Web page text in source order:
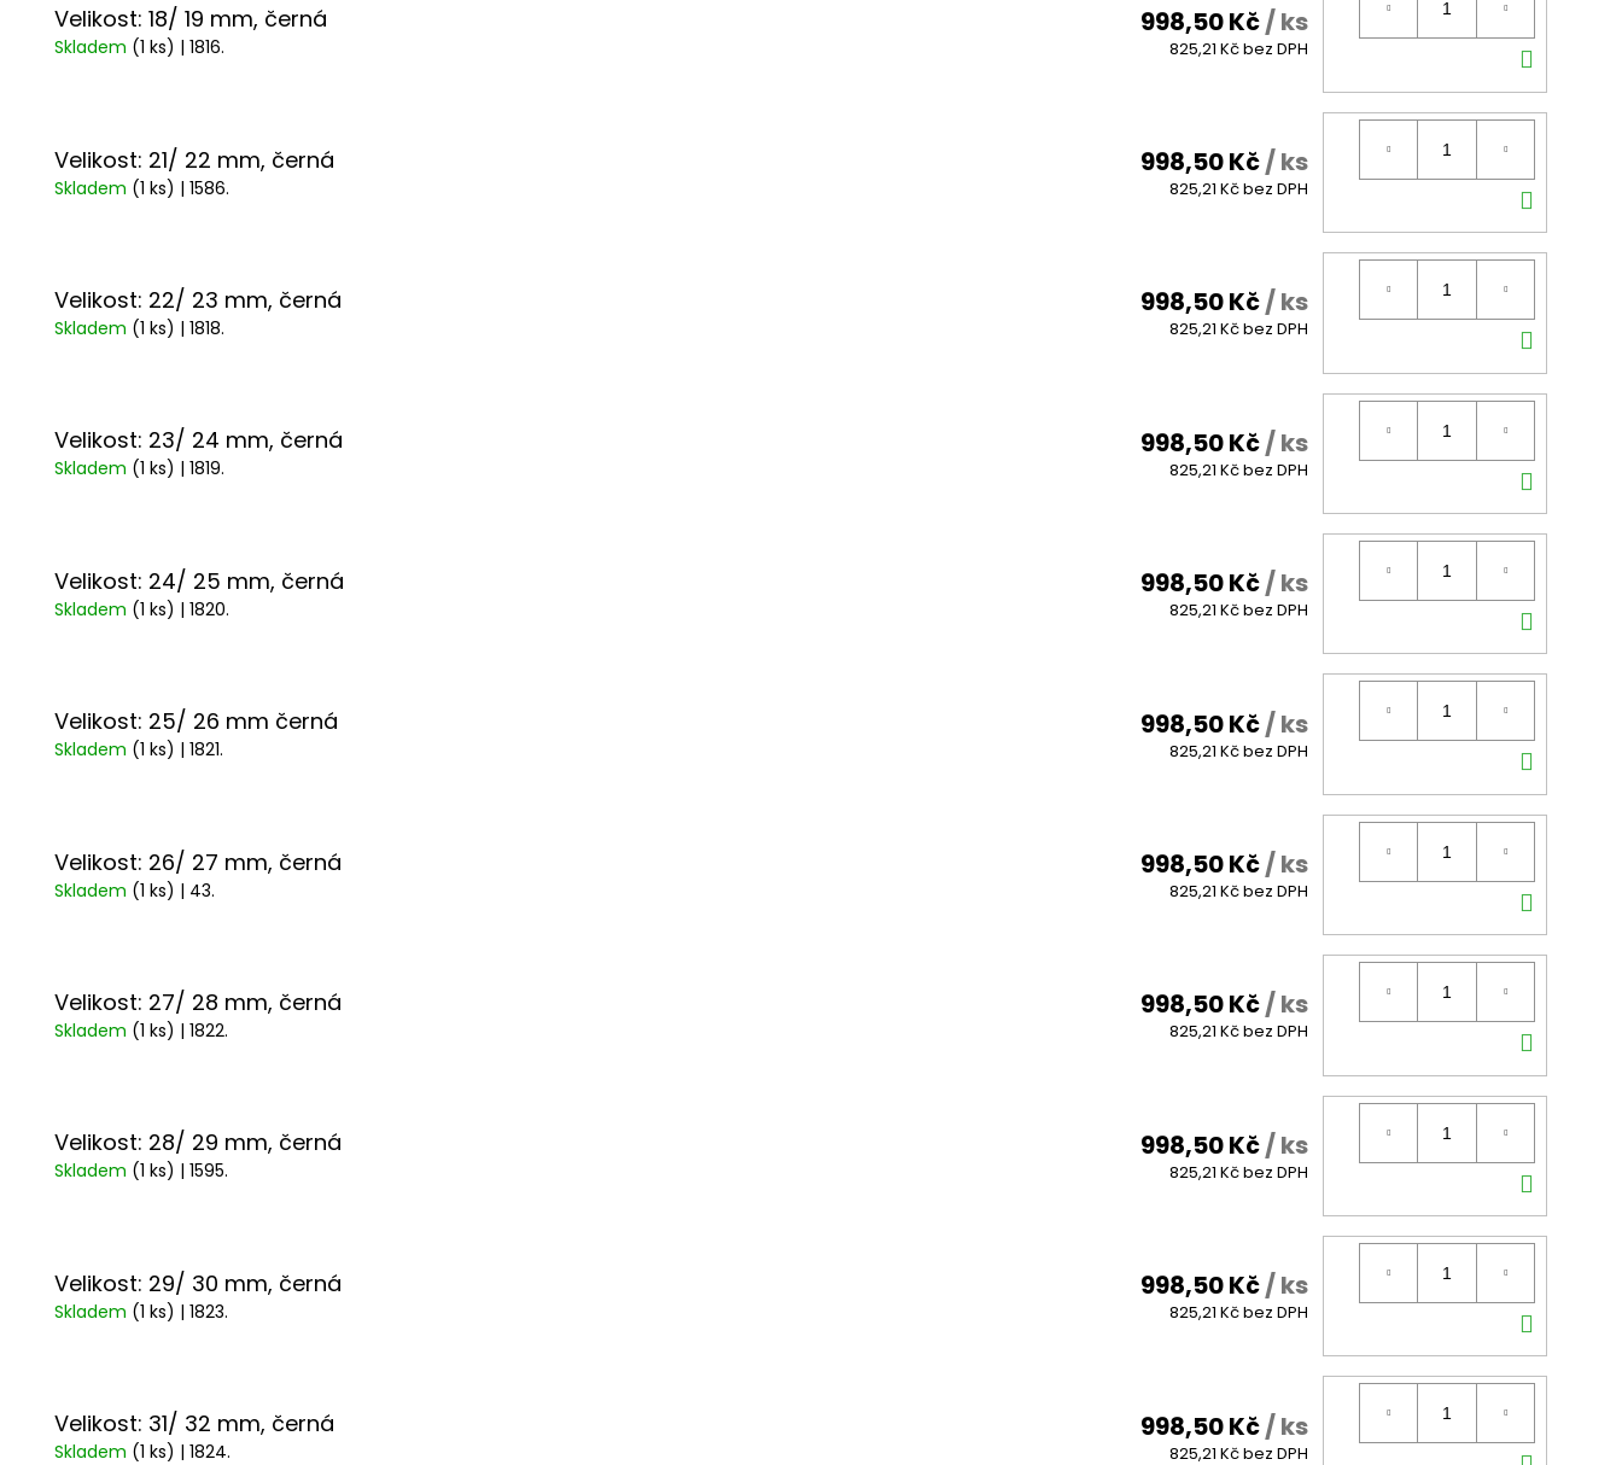
Velikost: 18/ 19 mm, černá
Skladem (1 ks) | 1816.
998,50 Kč/ ks
825,21 Kč bez DPH
Velikost: 21/ 22 mm, černá
Skladem (1 ks) | 1586.
998,50 Kč/ ks
825,21 Kč bez DPH
Velikost: 22/ 23 mm, černá
Skladem (1 ks) | 1818.
998,50 Kč/ ks
825,21 Kč bez DPH
Velikost: 23/ 24 mm, černá
Skladem (1 ks) | 1819.
998,50 Kč/ ks
825,21 Kč bez DPH
Velikost: 24/ 25 mm, černá
Skladem (1 ks) | 1820.
998,50 Kč/ ks
825,21 Kč bez DPH
Velikost: 25/ 26 mm černá
Skladem (1 ks) | 1821.
998,50 Kč/ ks
825,21 Kč bez DPH
Velikost: 26/ 27 mm, černá
Skladem (1 ks) | 43.
998,50 Kč/ ks
825,21 Kč bez DPH
Velikost: 27/ 28 mm, černá
Skladem (1 ks) | 1822.
998,50 Kč/ ks
825,21 Kč bez DPH
Velikost: 28/ 29 mm, černá
Skladem (1 ks) | 1595.
998,50 Kč/ ks
825,21 Kč bez DPH
Velikost: 29/ 30 mm, černá
Skladem (1 ks) | 1823.
998,50 Kč/ ks
825,21 Kč bez DPH
Velikost: 31/ 32 mm, černá
Skladem (1 ks) | 1824.
998,50 Kč/ ks
825,21 Kč bez DPH